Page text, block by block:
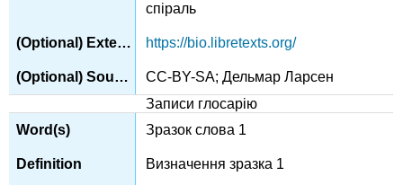
спіраль
https://bio.libretexts.org/
CC-BY-SA; Дельмар Ларсен
Записи глосарію
Зразок слова 1
Визначення зразка 1